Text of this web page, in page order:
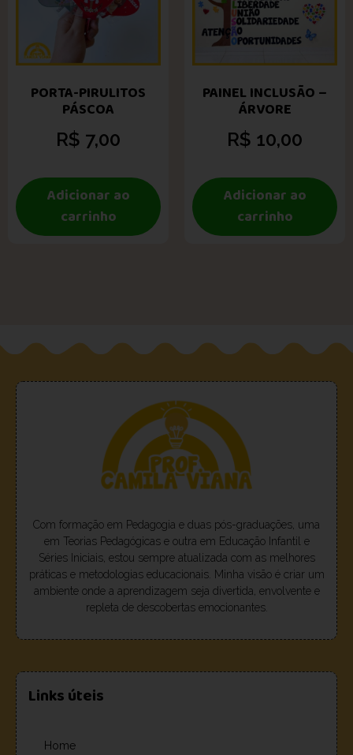
PORTA-PIRULITOS
PÁSCOA
R$ 7,00
Adicionar ao
carrinho
PAINEL INCLUSÃO –
ÁRVORE
R$ 10,00
Adicionar ao
carrinho
Com formação em Pedagogia e duas pós-graduações, uma
em Teorias Pedagógicas e outra em Educação Infantil e
Séries Iniciais, estou sempre atualizada com as melhores
práticas e metodologias educacionais. Minha visão é criar um
ambiente onde a aprendizagem seja divertida, envolvente e
repleta de descobertas emocionantes.
Links úteis
Home